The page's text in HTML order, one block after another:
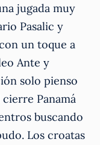
jugada muy
Pasalic y
un toque a
Ante y
solo pienso
cierre Panamá
buscando
Los croatas